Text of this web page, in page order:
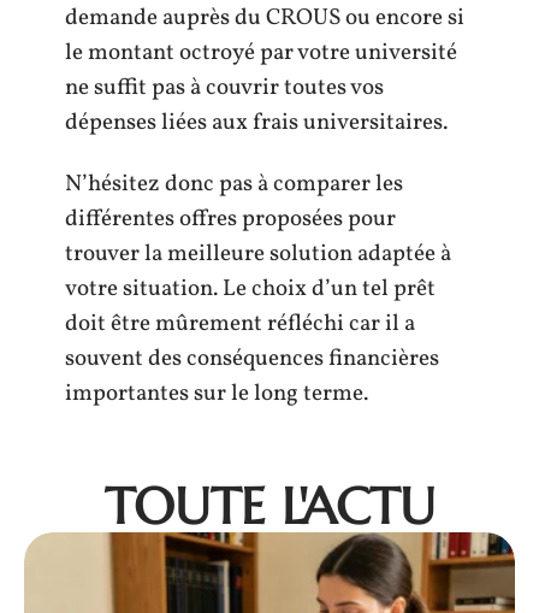
demande auprès du CROUS ou encore si
le montant octroyé par votre université
ne suffit pas à couvrir toutes vos
dépenses liées aux frais universitaires.
N’hésitez donc pas à comparer les
différentes offres proposées pour
trouver la meilleure solution adaptée à
votre situation. Le choix d’un tel prêt
doit être mûrement réfléchi car il a
souvent des conséquences financières
importantes sur le long terme.
TOUTE L'ACTU